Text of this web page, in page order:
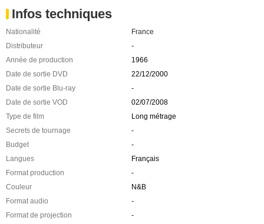
Infos techniques
Nationalité
France
Distributeur
-
Année de production
1966
Date de sortie DVD
22/12/2000
Date de sortie Blu-ray
-
Date de sortie VOD
02/07/2008
Type de film
Long métrage
Secrets de tournage
-
Budget
-
Langues
Français
Format production
-
Couleur
N&B
Format audio
-
Format de projection
-